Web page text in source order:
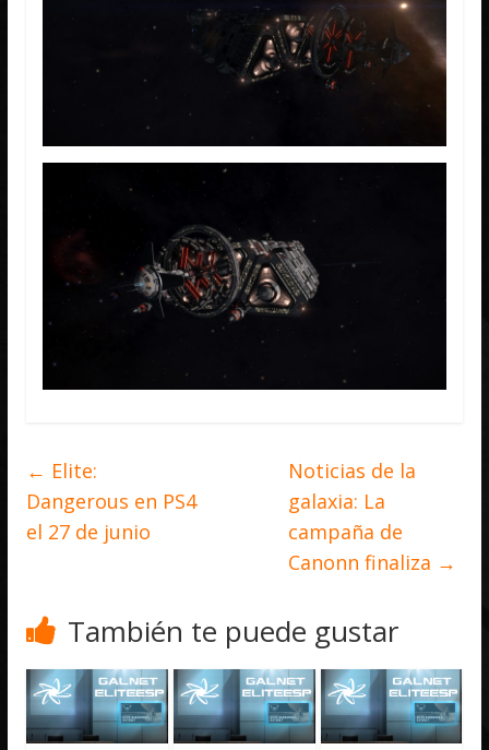
← Elite:
Dangerous en PS4
el 27 de junio
Noticias de la
galaxia: La
campaña de
Canonn finaliza →
También te puede gustar